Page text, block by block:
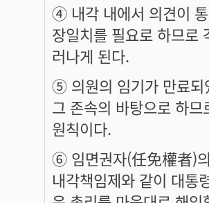
④ 내각 내에서 의견이
장일치를 필요로 하므로
러나게 된다.
⑤ 의원의 임기가 만료되
그 존속의 바탕으로 하
원칙이다.
⑥ 임면권자(任免權者)
내각책임제와 같이 대통